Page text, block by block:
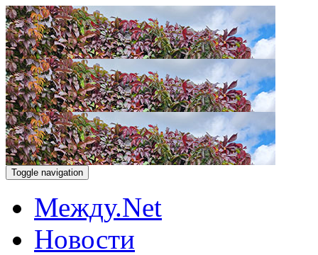
Toggle navigation
Между.Net
Новости